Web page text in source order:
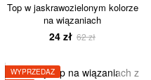
Top w jaskrawozielonym kolorze
na wiązaniach
24 zł 62 zł
WYPRZEDAŻ